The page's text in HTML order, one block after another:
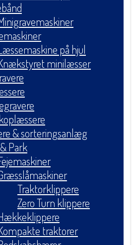
på hjul
minilæsser
& sorteringsanlæg
Park
Traktorklippere
Zero Turn klippere
traktorer